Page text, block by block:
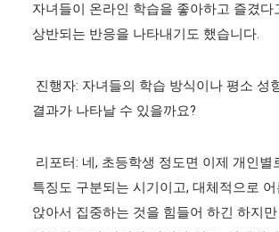
자녀들이 온라인 학습을 좋아하고 즐겼다
상반되는 반응을 나타내기도 했습니다.
진행자: 자녀들의 학습 방식이나 평소 성
결과가 나타날 수 있을까요?
리포터: 네, 초등학생 정도면 이제 개인별
특징도 구분되는 시기이고, 대체적으로
앉아서 집중하는 것을 힘들어 하긴 하지